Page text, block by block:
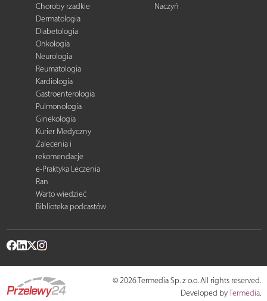
Choroby rzadkie
Dermatologia
Diabetologia
Onkologia
Neurologia
Reumatologia
Kardiologia
Gastroenterologia
Pulmonologia
Ginekologia
Kurier Medyczny
Zalecenia i
rekomendacje
e-Praktyka Leczenia
Ran
Warto wiedzieć
Biblioteka podcastów
Naczyń
© 2026 Termedia Sp. z o.o. All rights reserved.
Developed byTermedia.